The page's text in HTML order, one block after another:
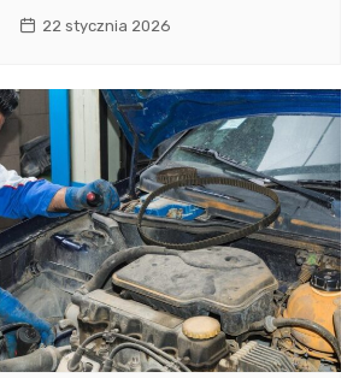
22 stycznia 2026